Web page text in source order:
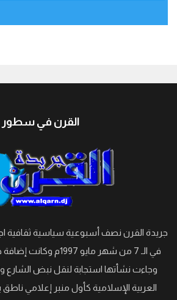
القرن في سطور
جريدة القرن نصف أسبوعية سياسية ثقافية
في الـ 7 من شهر مايو
وجاءت نشأتها استجابة لنقل نبض الشارع
العربية الإسلامية كأول منبر إعلامي ناطق